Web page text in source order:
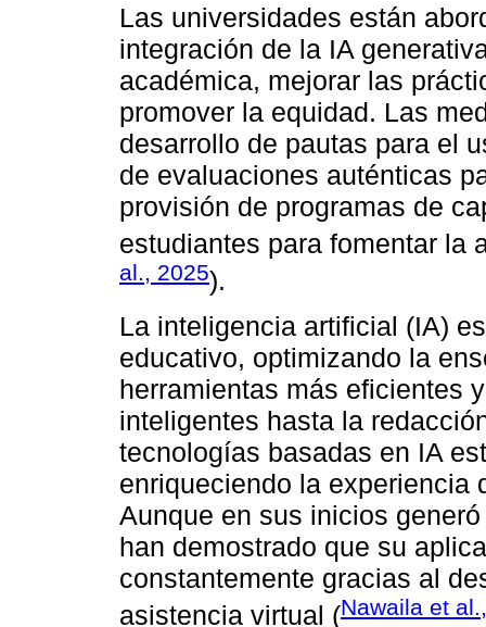
Las universidades están
integración de la IA
académica, mejorar las
promover la equidad. Las
desarrollo de pautas para el
de evaluaciones auténticas
provisión de programas de
estudiantes para fomentar la
al., 2025).
La inteligencia artificial (IA)
educativo, optimizando la
herramientas más eficientes
inteligentes hasta la
tecnologías basadas en IA
enriqueciendo la experiencia
Aunque en sus inicios
han demostrado que su
constantemente gracias al
asistencia virtual (Nawaila et